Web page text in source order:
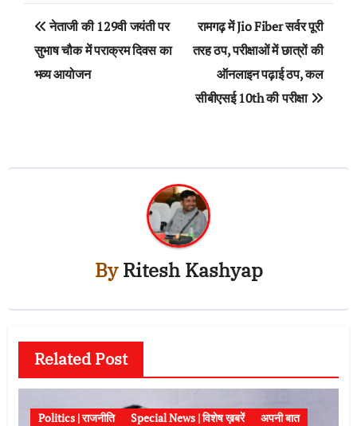
Post
navigation
नेताजी की 129वी जयंती पर
सुभाष चौक में पराक्रम दिवस का
भव्य आयोजन
रामगढ़ में Jio Fiber सर्वर पूरी
तरह ठप, परीक्षाओं में छात्रों की
ऑनलाइन पढ़ाई ठप, कल
सीबीएसई 10th की परीक्षा
ByRitesh Kashyap
Related Post
Politics | राजनीति Special News | विशेष ख़बरें
अपनी बात